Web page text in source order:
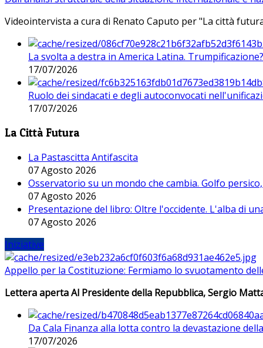
Videointervista a cura di Renato Caputo per "La città
La svolta a destra in America Latina. Trumpificazione?
17/07/2026
Ruolo dei sindacati e degli autoconvocati
17/07/2026
La Città Futura
La Pastascitta Antifascita
07 Agosto 2026
Osservatorio su un mondo che cambia. Golfo
07 Agosto 2026
Presentazione del libro: Oltre l'occidente. L'alba di
07 Agosto 2026
Iniziative
Appello per la Costituzione: Fermiamo lo svuotamento
Lettera aperta Al Presidente della Repubblica, Sergio
Da Cala Finanza alla lotta contro la devastazione
17/07/2026